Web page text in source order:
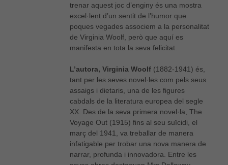
trenar aquest joc d’enginy és una mostra
excel·lent d’un sentit de l’humor que
poques vegades associem a la personalitat
de Virginia Woolf, però que aquí es
manifesta en tota la seva felicitat.
L’autora, Virginia Woolf (1882-1941) és,
tant per les seves novel·les com pels seus
assaigs i dietaris, una de les figures
cabdals de la literatura europea del segle
XX. Des de la seva primera novel·la, The
Voyage Out (1915) fins al seu suïcidi, el
març del 1941, va treballar de manera
infatigable per trobar una nova manera de
narrar, profunda i innovadora. Entre les